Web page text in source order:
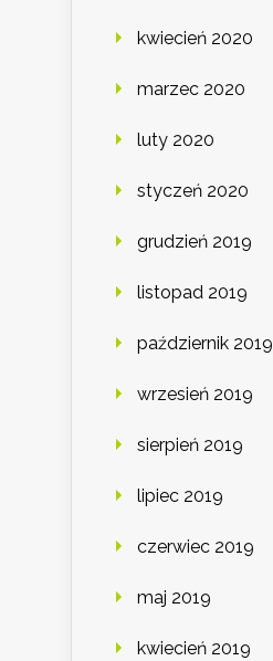
kwiecień 2020
marzec 2020
luty 2020
styczeń 2020
grudzień 2019
listopad 2019
październik 2019
wrzesień 2019
sierpień 2019
lipiec 2019
czerwiec 2019
maj 2019
kwiecień 2019